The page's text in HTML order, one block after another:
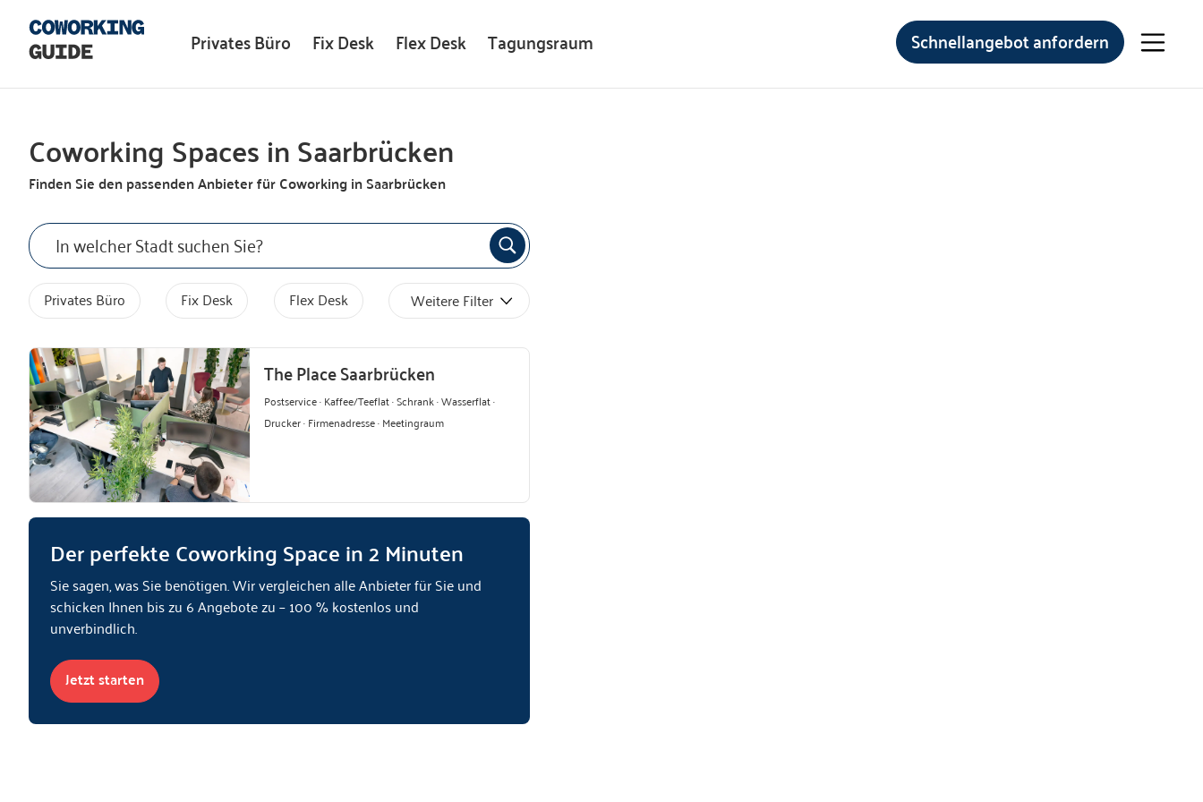
Privates Büro Fix Desk Flex Desk Tagungsraum Schnellangebot anfordern
Coworking Spaces in Saarbrücken
Finden Sie den passenden Anbieter für Coworking inSaarbrücken
Privates Büro Fix Desk Flex Desk Weitere Filter
The Place Saarbrücken
Postservice · Kaffee/Teeflat · Schrank · Wasserflat ·
Drucker · Firmenadresse · Meetingraum
Der perfekte Coworking Space in 2 Minuten
Sie sagen, was Sie benötigen. Wir vergleichen alle Anbieter für Sie und
schicken Ihnen bis zu 6 Angebote zu – 100 % kostenlos und
unverbindlich.
Jetzt starten